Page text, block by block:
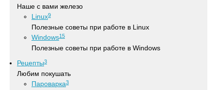
Наше с вами железо
Linux9
Полезные советы при работе в Linux
Windows15
Полезные советы при работе в Windows
Рецепты3
Любим покушать
Пароварка3